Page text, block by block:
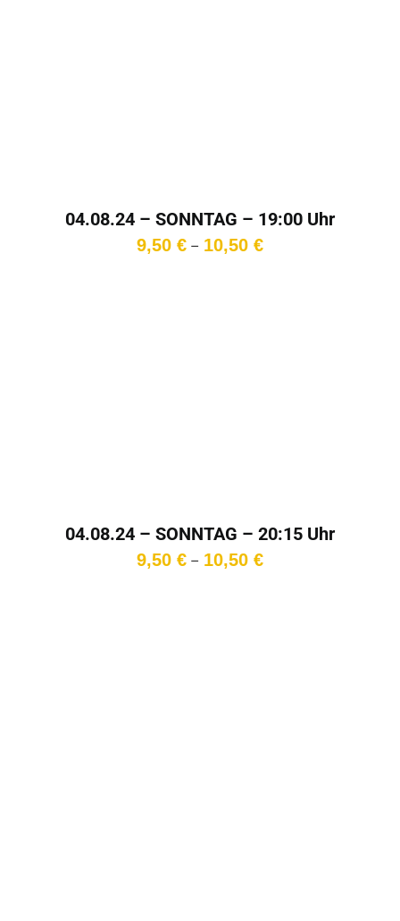
04.08.24 – SONNTAG – 19:00 Uhr
9,50 € – 10,50 €Preisspanne:
04.08.24 – SONNTAG – 20:15 Uhr
9,50 € – 10,50 €Preisspanne: